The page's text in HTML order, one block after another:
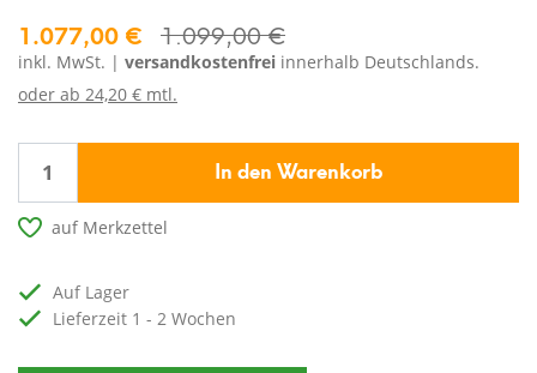
1.077,00 € 1.099,00 €
inkl. MwSt. | versandkostenfrei innerhalb Deutschlands.
oder ab 24,20 € mtl.
In den Warenkorb
auf Merkzettel
auf Lager
Lieferzeit 1 - 2 Wochen